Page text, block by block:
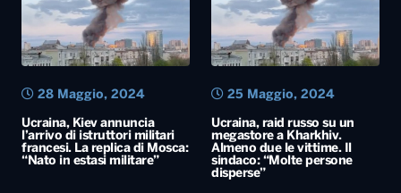
Ucraina, Kiev annuncia
l’arrivo di istruttori militari
francesi. La replica di Mosca:
“Nato in estasi militare”
28 Maggio, 2024
Ucraina, raid russo su un
megastore a Kharkhiv.
Almeno due le vittime. Il
sindaco: “Molte persone
disperse”
25 Maggio, 2024